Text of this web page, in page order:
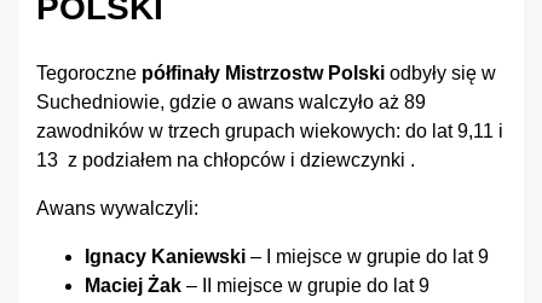
POLSKI
Tegoroczne półfinały Mistrzostw Polski odbyły się w
Suchedniowie, gdzie o awans walczyło aż 89
zawodników w trzech grupach wiekowych: do lat 9,11 i
13 z podziałem na chłopców i dziewczynki .
Awans wywalczyli:
Ignacy Kaniewski – I miejsce w grupie do lat 9
Maciej Żak – II miejsce w grupie do lat 9